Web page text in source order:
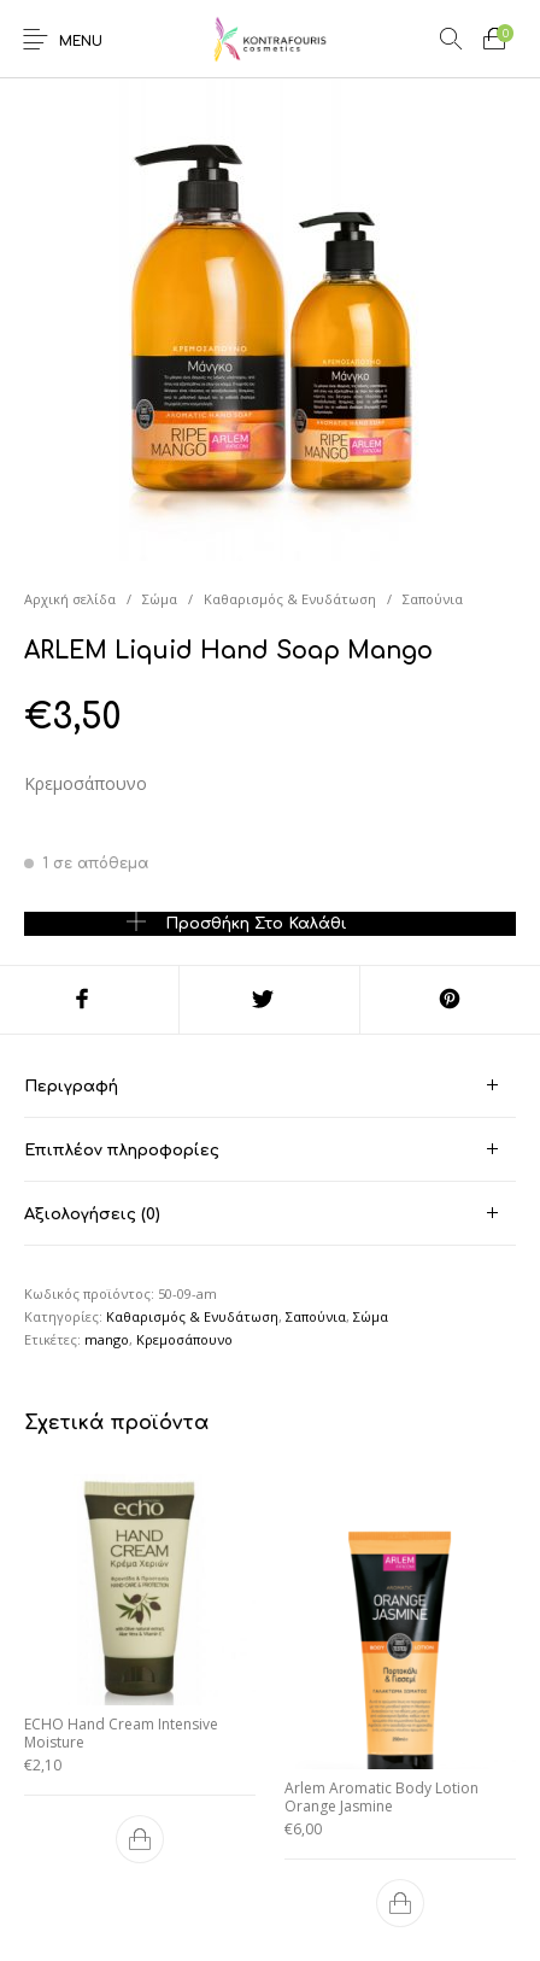
MENU
0
Αρχική σελίδα / Σώμα / Καθαρισμός & Ενυδάτωση / Σαπούνια
ARLEM Liquid Hand Soap Mango
€3,50
Κρεμοσάπουνο
1 σε απόθεμα
ARLEM Liquid Hand Soap Mango ποσότητα
Προσθήκη Στο Καλάθι
Περιγραφή
Επιπλέον πληροφορίες
Αξιολογήσεις (0)
Κωδικός προϊόντος: 50-09-am
Κατηγορίες: Καθαρισμός & Ενυδάτωση,Σαπούνια,Σώμα
Ετικέτες: mango, Κρεμοσάπουνο
Σχετικά προϊόντα
ECHO Hand Cream Intensive
Moisture
€2,10
Arlem Aromatic Body Lotion
Orange Jasmine
€6,00